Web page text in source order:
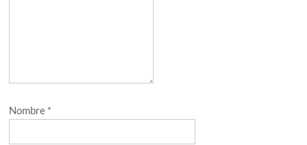
Nombre *